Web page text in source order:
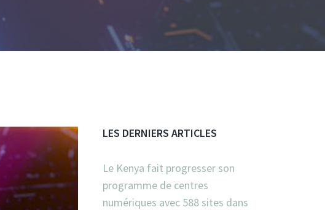
LES DERNIERS ARTICLES
Le Kenya fait progresser son
programme de centres
numériques avec 588 sites dans